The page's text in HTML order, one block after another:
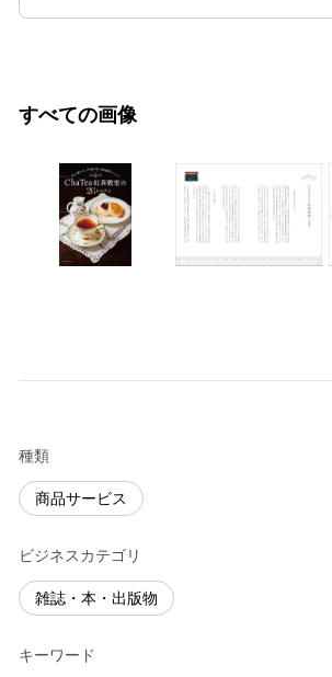
すべての画像
種類
商品サービス
ビジネスカテゴリ
雑誌・本・出版物
キーワード